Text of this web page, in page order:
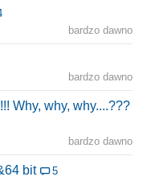
bardzo dawno
bardzo dawno
Why, why, why....???
bardzo dawno
bit
5